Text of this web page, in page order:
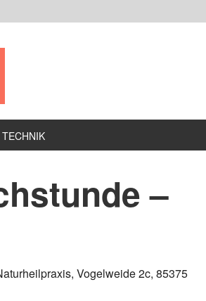
TECHNIK
–
Vogelweide 2c, 85375